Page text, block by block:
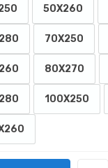
50X260
70X250
80X270
100X250